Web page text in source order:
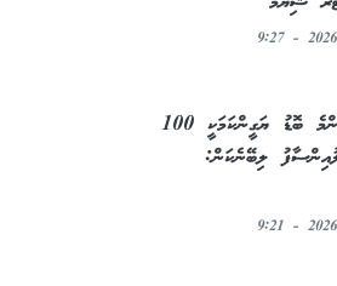
މިއަދު އޮތް އެންމެ ބޮޑު ޔަގީންކަމަކީ 100
ލިބޭނެކަން: